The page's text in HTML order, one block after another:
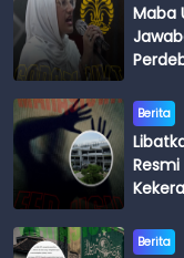
Maba
Berita
Berita